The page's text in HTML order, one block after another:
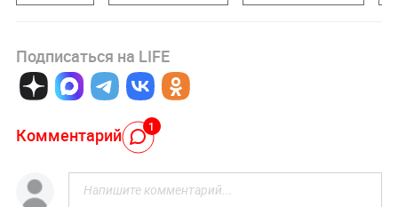
Подписаться на LIFE
Комментарий 1